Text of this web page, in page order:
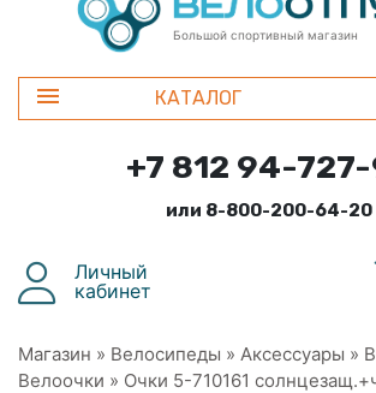
Большой спортивный магазин
КАТАЛОГ
+7 812 94-
или 8-800-200-64-20
Личный
кабинет
Магазин » Велосипеды » Аксессуары »
Велоочки » Очки 5-710161